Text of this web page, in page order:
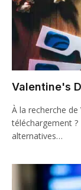
Valentine's
À la recherche
téléchargement
alternatives…